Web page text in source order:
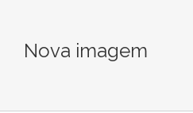
Nova imagem